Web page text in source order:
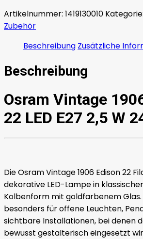
E27
2,5
K
Gold
Artikelnummer: 1419130010 Kategorie:
Zubehör
Beschreibung Zusätzliche
Beschreibung
Osram Vintage
22 LED E27 2,5 W
Die Osram Vintage 1906 Edison 22
dekorative LED-Lampe in
Kolbenform mit goldfarbenem Glas.
besonders für offene Leuchten,
sichtbare Installationen, bei denen
bewusst gestalterisch eingesetzt